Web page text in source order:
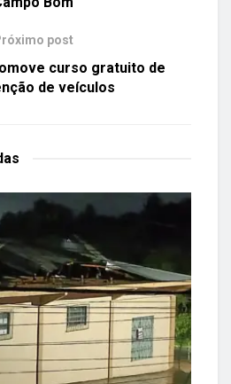
post
curso gratuito de
de veículos